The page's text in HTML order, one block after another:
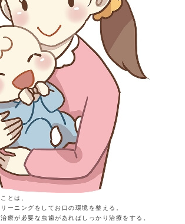
とは、
ーニングをしてお口の環境を整える。
療が必要な虫歯があればしっかり治療をする。